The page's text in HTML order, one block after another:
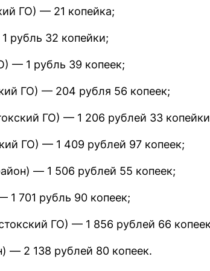
ГО) — 21 копейка;
рубль 32 копейки;
— 1 рубль 39 копеек;
ГО) — 204 рубля 56 копеек;
ГО) — 1 206 рублей 33
ГО) — 1 409 рублей 97 копеек;
— 1 506 рублей 55 копеек;
701 рубль 90 копеек;
ГО) — 1 856 рублей 66
— 2 138 рублей 80 копеек.